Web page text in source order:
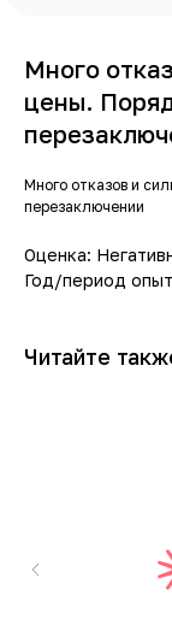
Много
цены.
Много отказов и
перезаключении
Оценка:
Год/период
Читайте